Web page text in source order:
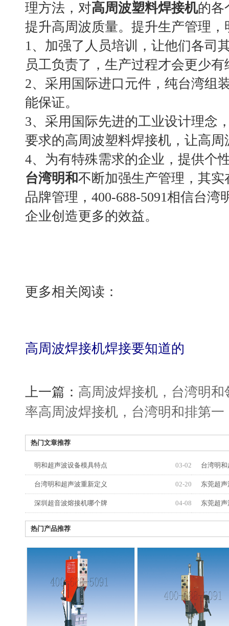
理方法，对高周波塑料焊接机的各
提升高周波质量。提升生产管理
1、加强了人员培训，让他们各司
员工负责了，生产过程才会更少有
2、采用国际进口元件，纯台湾组
能保证。
3、采用国际先进的工业设计理念
要求的高周波塑料焊接机，让高
4、为有特殊需求的企业，提供个
台湾明和不断加强生产管理，其
品牌管理，400-688-5091相信台湾
企业创造更多的效益。
更多相关阅读：
高周波焊接机焊接要知道的
上一篇： 高周波焊接机，台湾明和
率高周波焊接机，台湾明和排第一
热门文章推荐
03-02
明和超声波设备模具特点 台湾明
02-20
台湾明和超声波重新定义 东莞超
04-08
深圳超音波熔接机哪个牌 东莞超
热门产品推荐